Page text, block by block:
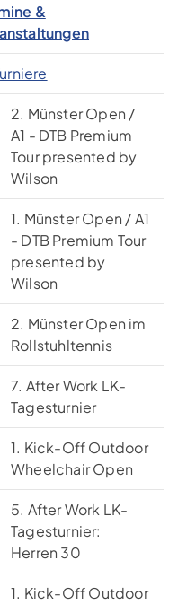
&
2. Münster Open /
A1 - DTB Premium
Tour presented by
Wilson
1. Münster Open / A1
- DTB Premium Tour
presented by
Wilson
2. Münster Open im
Rollstuhltennis
7. After Work LK-
Tagesturnier
1. Kick-Off Outdoor
Wheelchair Open
5. After Work LK-
Tagesturnier:
Herren 30
1. Kick-Off Outdoor
Mauritz Münster
117
Münster
3 12 93